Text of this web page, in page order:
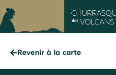
Revenir à la carte